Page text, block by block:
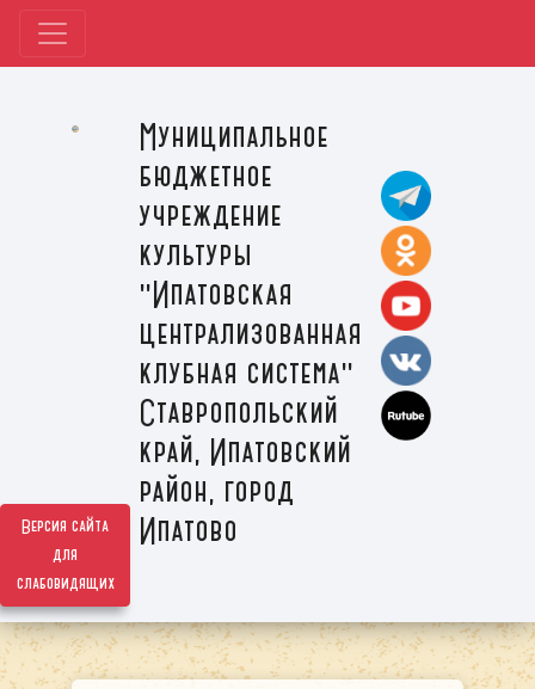
Версия сайта
для
слабовидящих
Муниципальное
бюджетное
учреждение
культуры
"Ипатовская
централизованная
клубная система"
Ставропольский
край, Ипатовский
район, город
Ипатово